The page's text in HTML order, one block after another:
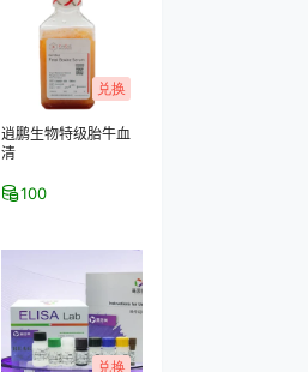
兑换
逍鹏生物特级胎牛血
清
100
兑换